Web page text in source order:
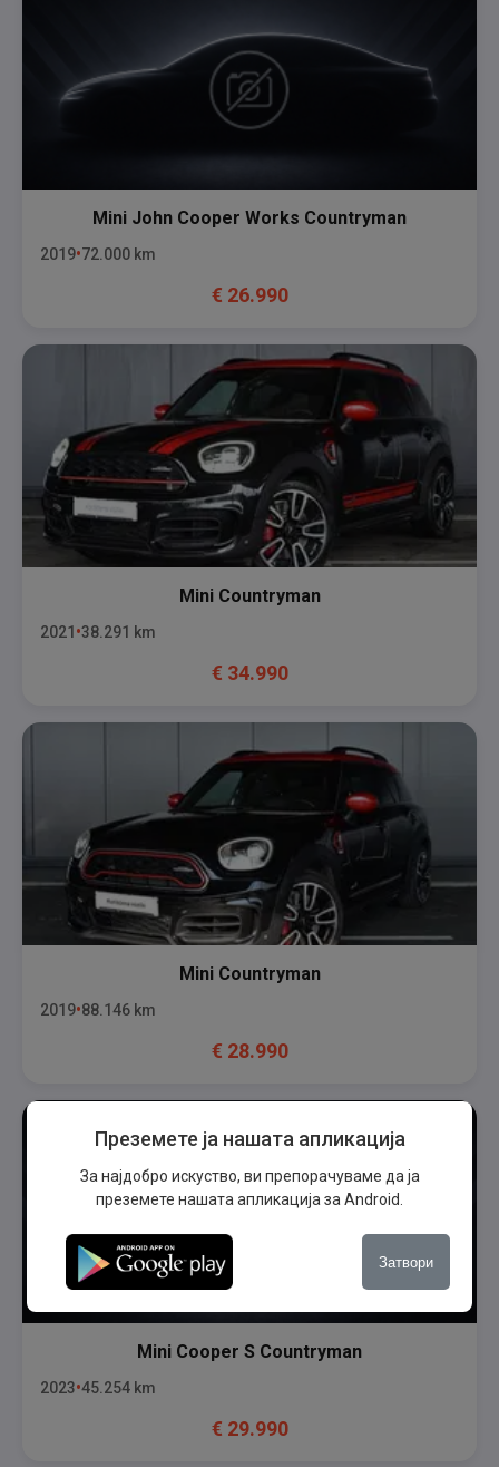
Mini John Cooper Works Countryman
2019 72.000 km
€ 26.990
Mini Countryman
2021 38.291 km
€ 34.990
Mini Countryman
2019 88.146 km
€ 28.990
Mini Cooper S Countryman
2023 45.254 km
€ 29.990
Преземете ја нашата апликација
За најдобро искуство, ви препорачуваме да ја
преземете нашата апликација за Android.
Затвори